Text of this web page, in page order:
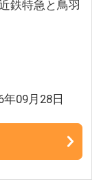
鉄特急と鳥羽
09月28日